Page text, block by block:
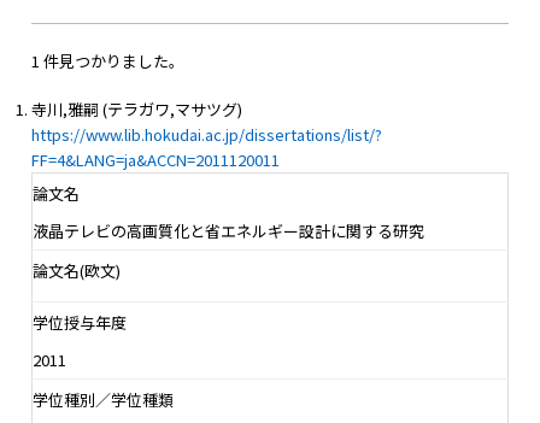
1 件見つかりました。
寺川,雅嗣 (テラガワ,マサツグ)
https://www.lib.hokudai.ac.jp/dissertations/list/?
FF=4&LANG=ja&ACCN=2011120011
論文名
液晶テレビの高画質化と省エネルギー設計に関する研究
論文名(欧文)
学位授与年度
2011
学位種別／学位種類